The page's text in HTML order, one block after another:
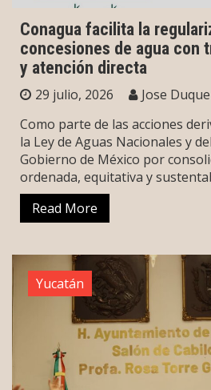
Conagua facilita la
concesiones de agua con
y atención directa
29 julio, 2026 Jose Duque
Como parte de las acciones
la Ley de Aguas Nacionales y
Gobierno de México por
ordenada, equitativa y
Read More
Yucatán